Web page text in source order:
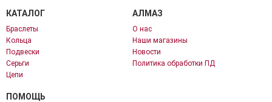
КАТАЛОГ
Браслеты
Кольца
Подвески
Серьги
Цепи
АЛМАЗ
О нас
Наши магазины
Новости
Политика обработки ПД
ПОМОЩЬ